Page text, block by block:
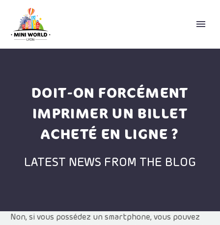
ENGLISH
DOIT-ON FORCÉMENT
IMPRIMER UN BILLET
ACHETÉ EN LIGNE ?
LATEST NEWS FROM THE BLOG
Non, si vous possédez un smartphone, vous pouvez